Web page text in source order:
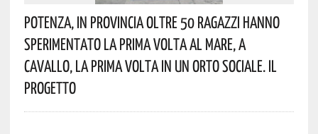
Potenza, In Provincia Oltre 50 Ragazzi Hanno
Sperimentato La Prima Volta Al Mare, A
Cavallo, La Prima Volta In Un Orto Sociale. Il
Progetto